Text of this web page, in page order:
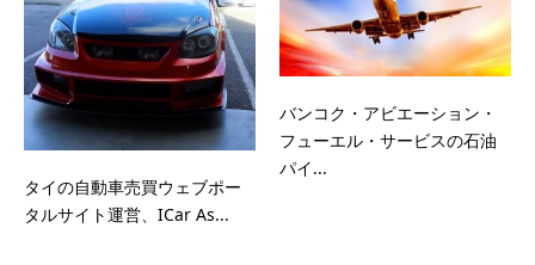
タイの自動車売買ウェブポー
タルサイト運営、ICar As...
バンコク・アビエーション・
フューエル・サービスの石油
パイ...